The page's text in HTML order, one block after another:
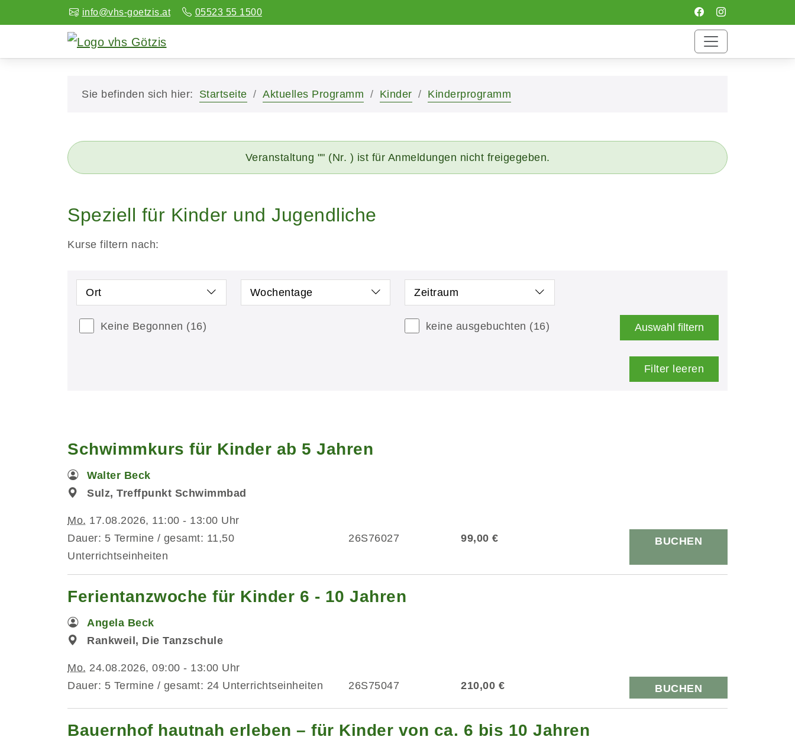
info@vhs-goetzis.at 05523 55 1500
Sie befinden sich hier: Startseite Aktuelles Programm Kinder Kinderprogramm
Veranstaltung "" (Nr. ) ist für Anmeldungen nicht freigegeben.
Speziell für Kinder und Jugendliche
Kurse filtern nach:
Ort Wochentage Zeitraum
Keine Begonnen (16) keine ausgebuchten (16) Auswahl filtern
Filter leeren
Schwimmkurs für Kinder ab 5 Jahren
Walter Beck
Sulz, Treffpunkt Schwimmbad
Mo. 17.08.2026, 11:00 - 13:00 Uhr
Dauer: 5 Termine / gesamt: 11,50
Unterrichtseinheiten
26S76027 99,00 € BUCHEN
Ferientanzwoche für Kinder 6 - 10 Jahren
Angela Beck
Rankweil, Die Tanzschule
Mo. 24.08.2026, 09:00 - 13:00 Uhr
Dauer: 5 Termine / gesamt: 24 Unterrichtseinheiten
26S75047 210,00 € BUCHEN
Bauernhof hautnah erleben – für Kinder von ca. 6 bis 10 Jahren